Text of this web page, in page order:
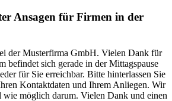
Ansagen für Firmen in der
der Musterfirma GmbH. Vielen Dank für
befindet sich gerade in der Mittagspause
für Sie erreichbar. Bitte hinterlassen Sie
Kontaktdaten und Ihrem Anliegen. Wir
wie möglich darum. Vielen Dank und einen